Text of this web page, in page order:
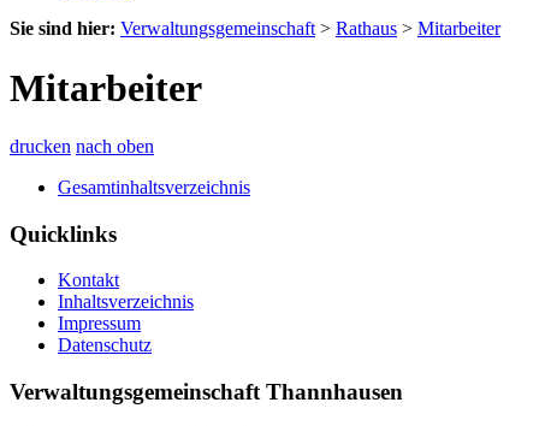
Sie sind hier: Verwaltungsgemeinschaft > Rathaus > Mitarbeiter
Mitarbeiter
drucken nach oben
Gesamtinhaltsverzeichnis
Quicklinks
Kontakt
Inhaltsverzeichnis
Impressum
Datenschutz
Verwaltungsgemeinschaft Thannhausen